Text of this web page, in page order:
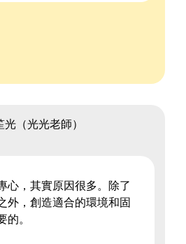
（光光老師）
心，其實原因很多。除了
外，創造適合的環境和固
。